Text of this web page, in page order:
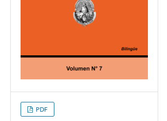
PDF